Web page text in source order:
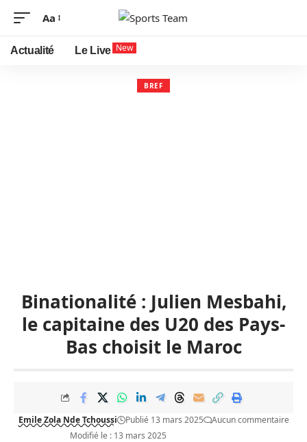
Aa
Actualité Le Live New
BREF
Binationalité : Julien Mesbahi,
le capitaine des U20 des Pays-
Bas choisit le Maroc
Emile Zola Nde Tchoussi Publié 13 mars 2025
Aucun commentaire
Modifié le : 13 mars 2025